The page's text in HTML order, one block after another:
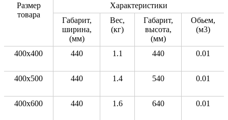
Размер
товара
Характеристики
Габарит,
ширина,
(мм)
Вес,
(кг)
Габарит,
высота,
(мм)
Обьем,
(м3)
400x400 440 1.1 440 0.01
400x500 440 1.4 540 0.01
400x600 440 1.6 640 0.01